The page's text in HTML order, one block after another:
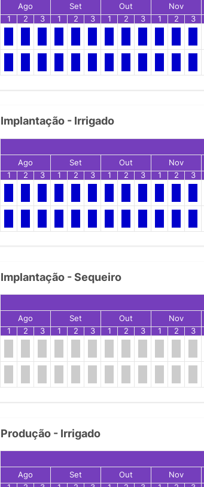
Ago
Set Out Nov
1
2 3 1 2 3 1 2 3 1 2 3
- Irrigado
Ago
Set Out Nov
1
2 3 1 2 3 1 2 3 1 2 3
- Sequeiro
Ago
Set Out Nov
1
2 3 1 2 3 1 2 3 1 2 3
- Irrigado
Ago
Set Out Nov